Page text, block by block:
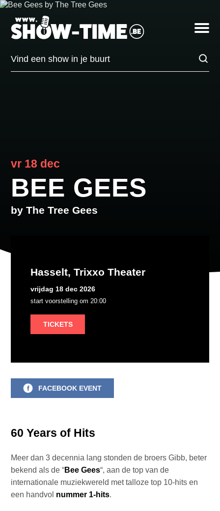
een
vr 18 dec
BEE
op
vrijdag
in
Hasselt,
BEE GEES
by The Tree Gees
60 Years of Hits
Meer dan 3 decennia lang stonden de broers Gibb, beter
bekend als de “Bee Gees“, aan de top van de
internationale muziekwereld met talloze top 10-hits en
een handvol nummer 1-hits.
Hasselt, Trixxo Theater
vrijdag 18 dec 2026
start voorstelling om 20:00
TICKETS
FACEBOOK EVENT